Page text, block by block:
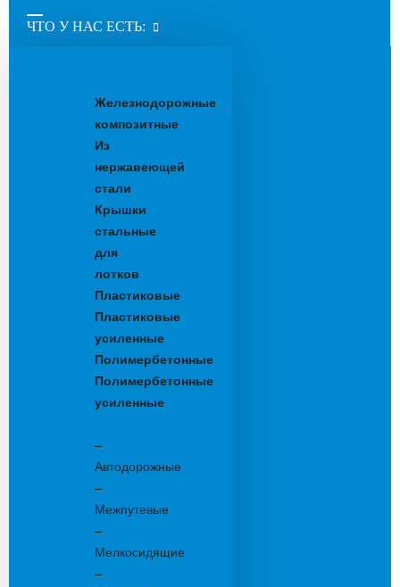
ЧТО У НАС ЕСТЬ:
Железнодорожные
композитные
Из
нержавеющей
стали
Крышки
стальные
для
лотков
Пластиковые
Пластиковые
усиленные
Полимербетонные
Полимербетонные
усиленные
–
Автодорожные
–
Межпутевые
–
Мелкосидящие
–